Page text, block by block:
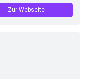
Zur Webseite